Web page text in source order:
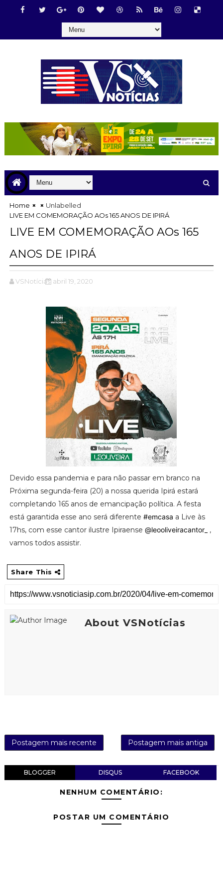
Home
Unlabelled
LIVE EM COMEMORAÇÃO AOs 165 ANOS DE IPIRÁ
LIVE EM COMEMORAÇÃO AOs 165
ANOS DE IPIRÁ
VSNotícias abril 19, 2020
Devido essa pandemia e para não passar em branco na
Próxima segunda-feira (20) a nossa querida Ipirá estará
completando 165 anos de emancipação política. A festa
está garantida esse ano será diferente #emcasa a Live às
17hs, com esse cantor ilustre Ipiraense @leooliveiracantor_
,
vamos todos assistir.
Share This
About VSNotícias
Postagem mais recente Postagem mais antiga
BLOGGER DISQUS FACEBOOK
NENHUM COMENTÁRIO:
POSTAR UM COMENTÁRIO